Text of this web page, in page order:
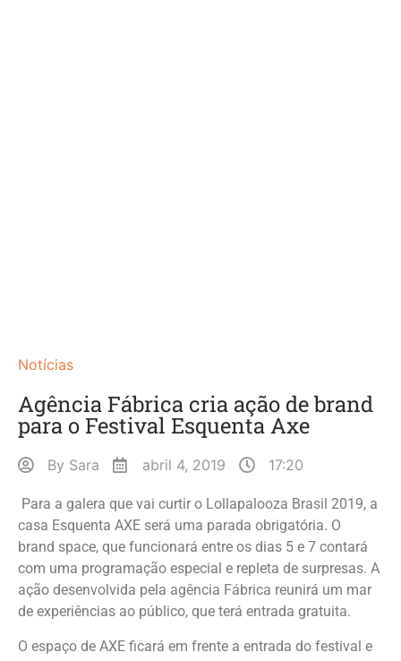
Notícias
Agência Fábrica cria ação de brand
para o Festival Esquenta Axe
By Sara abril 4, 2019 17:20
Para a galera que vai curtir o Lollapalooza Brasil 2019, a
casa Esquenta AXE será uma parada obrigatória. O
brand space, que funcionará entre os dias 5 e 7 contará
com uma programação especial e repleta de surpresas. A
ação desenvolvida pela agência Fábrica reunirá um mar
de experiências ao público, que terá entrada gratuita.
O espaço de AXE ficará em frente a entrada do festival e